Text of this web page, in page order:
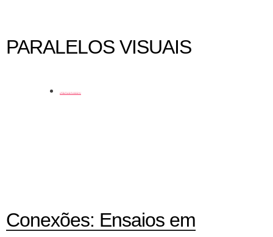
PARALELOS VISUAIS
coluna
Conexões: Ensaios em